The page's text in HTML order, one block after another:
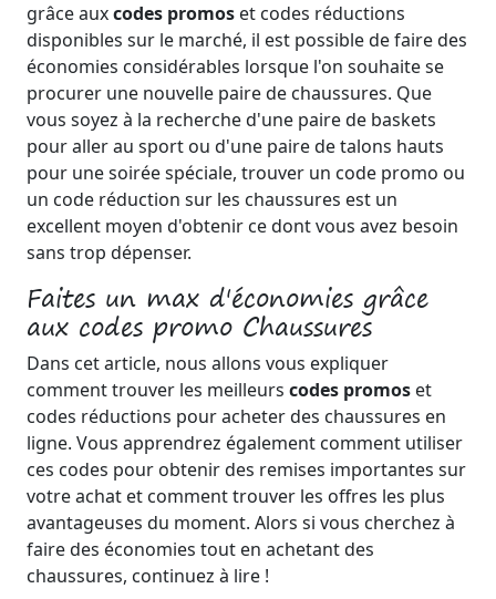
grâce auxcodes promos et codes réductions
disponibles sur le marché, il est possible de faire des
économies considérables lorsque l'on souhaite se
procurer une nouvelle paire de chaussures. Que
vous soyez à la recherche d'une paire de baskets
pour aller au sport ou d'une paire de talons hauts
pour une soirée spéciale, trouver un code promo ou
un code réduction sur les chaussures est un
excellent moyen d'obtenir ce dont vous avez besoin
sans trop dépenser.
Faites un max d'économies grâce
aux codes promo Chaussures
Dans cet article, nous allons vous expliquer
comment trouver les meilleurs codes promos et
codes réductions pour acheter des chaussures en
ligne. Vous apprendrez également comment utiliser
ces codes pour obtenir des remises importantes sur
votre achat et comment trouver les offres les plus
avantageuses du moment. Alors si vous cherchez à
faire des économies tout en achetant des
chaussures, continuez à lire !